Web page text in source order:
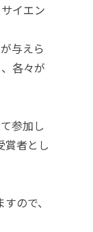
イエン
与えら
各々が
参加し
賞者とし
ので、